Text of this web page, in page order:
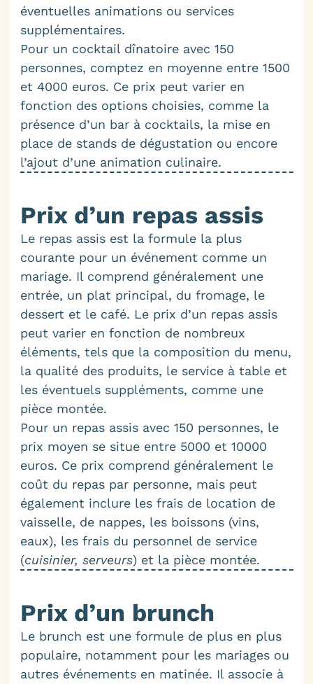
éventuelles animations ou services
supplémentaires.
Pour un cocktail dînatoire avec 150
personnes, comptez en moyenne entre 1500
et 4000 euros. Ce prix peut varier en
fonction des options choisies, comme la
présence d’un bar à cocktails, la mise en
place de stands de dégustation ou encore
l’ajout d’une animation culinaire.
Prix d’un repas assis
Le repas assis est la formule la plus
courante pour un événement comme un
mariage. Il comprend généralement une
entrée, un plat principal, du fromage, le
dessert et le café. Le prix d’un repas assis
peut varier en fonction de nombreux
éléments, tels que la composition du menu,
la qualité des produits, le service à table et
les éventuels suppléments, comme une
pièce montée.
Pour un repas assis avec 150 personnes, le
prix moyen se situe entre 5000 et 10000
euros. Ce prix comprend généralement le
coût du repas par personne, mais peut
également inclure les frais de location de
vaisselle, de nappes, les boissons (vins,
eaux), les frais du personnel de service
(cuisinier, serveurs) et la pièce montée.
Prix d’un brunch
Le brunch est une formule de plus en plus
populaire, notamment pour les mariages ou
autres événements en matinée. Il associe à